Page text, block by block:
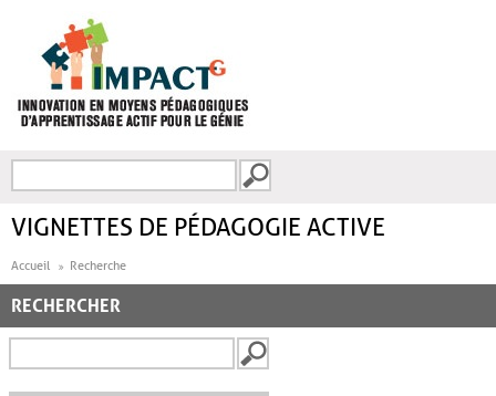
FORMULAIRE DE
VIGNETTES DE PÉDAGOGIE ACTIVE
Accueil Recherche
RECHERCHER